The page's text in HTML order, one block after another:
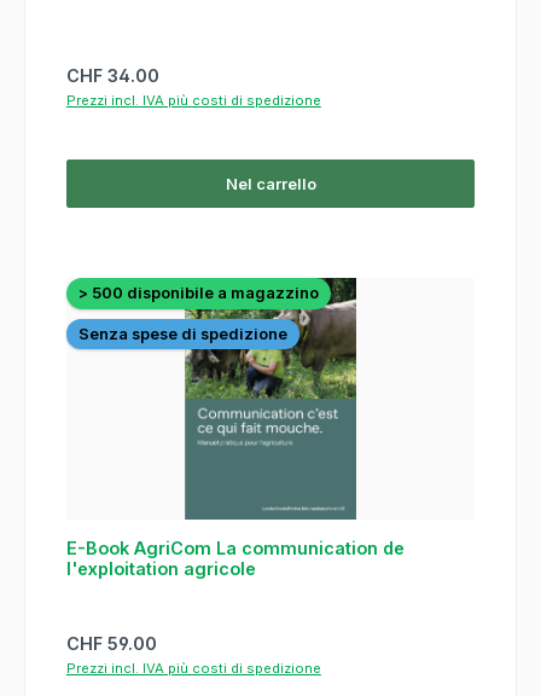
Prezzo normale:
CHF 34.00
Prezzi incl. IVA più costi di spedizione
Nel carrello
> 500 disponibile a magazzino
Senza spese di spedizione
E-Book AgriCom La communication de
l'exploitation agricole
Prezzo normale:
CHF 59.00
Prezzi incl. IVA più costi di spedizione